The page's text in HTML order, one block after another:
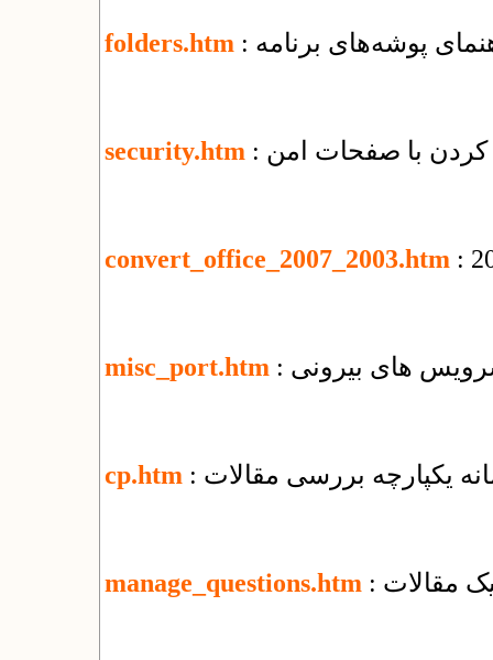
folders.htm پوشه‌های برنامه
security.htm
convert_office_2007_2003.htm
misc_port.htm های بیرونی
cp.htm یکپارچه بررسی مقالات
manage_questions.htm مقالات